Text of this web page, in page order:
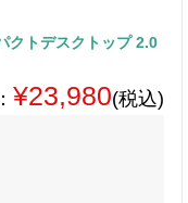
クトデスクトップ 2.0
¥23,980(税込)